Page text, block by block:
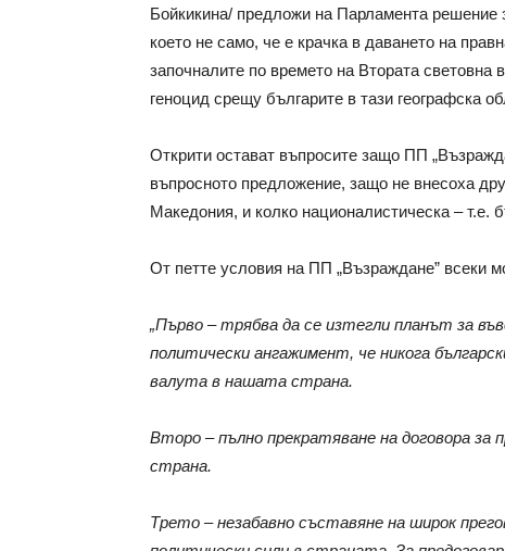
Бойкикина/ предложи на Парламента
което не само, че е крачка в даването на
започналите по времето на Втората световна
геноцид срещу българите в тази географска
Открити остават въпросите защо ПП
въпросното предложение, защо не внесоха
Македония, и колко националистическа – т.е.
От петте условия на ПП „Възраждане” всеки
„Първо – трябва да се изтегли планът за
политически ангажимент, че никога
валута в нашата страна.
Второ – пълно прекратяване на договора
страна.
Трето – незабавно съставяне на широк